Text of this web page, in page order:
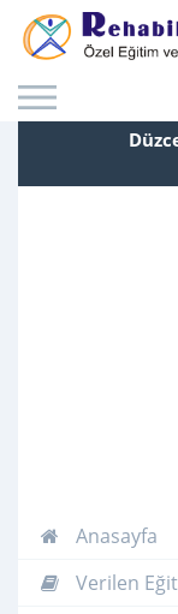
Anasayfa
Verilen